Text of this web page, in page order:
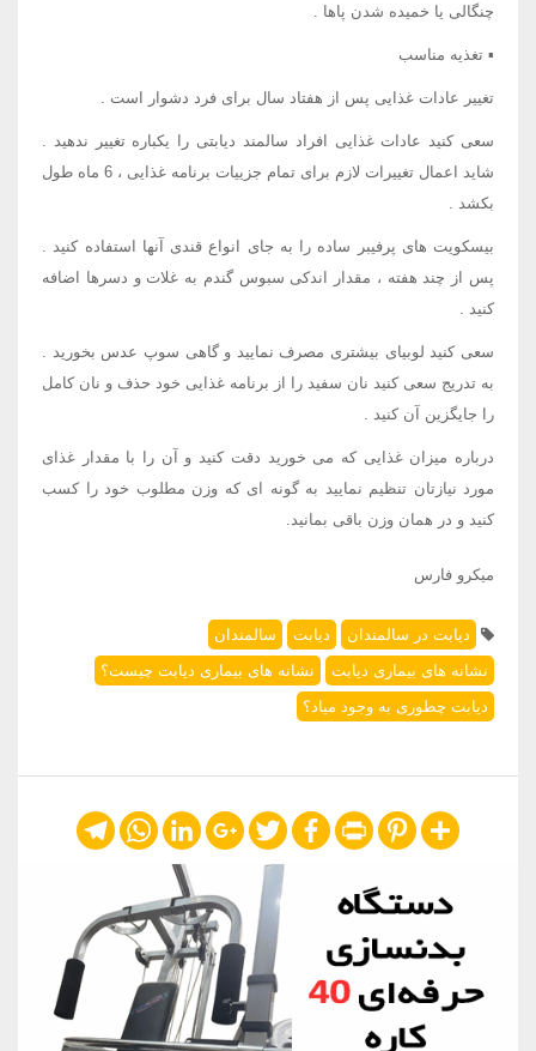
چنگالی یا خمیده شدن پاها .
▪ تغذیه مناسب
تغییر عادات غذایی پس از هفتاد سال برای فرد دشوار است .
سعی کنید عادات غذایی افراد سالمند دیابتی را یکباره تغییر ندهید .
شاید اعمال تغییرات لازم برای تمام جزییات برنامه غذایی ، 6 ماه طول
بکشد .
بیسکویت های پرفیبر ساده را به جای انواع قندی آنها استفاده کنید .
پس از چند هفته ، مقدار اندکی سبوس گندم به غلات و دسرها اضافه
کنید .
سعی کنید لوبیای بیشتری مصرف نمایید و گاهی سوپ عدس بخورید .
به تدریج سعی کنید نان سفید را از برنامه غذایی خود حذف و نان کامل
را جایگزین آن کنید .
درباره میزان غذایی که می خورید دقت کنید و آن را با مقدار غذای
مورد نیازتان تنظیم نمایید به گونه ای که وزن مطلوب خود را کسب
کنید و در همان وزن باقی بمانید.
میکرو فارس
دیابت در سالمندان دیابت
سالمندان
نشانه های بیماری دیابت
نشانه های بیماری دیابت چیست؟
دیابت چطوری به وجود میاد؟
Share
Pinterest
Print
Facebook
Twitter
Google+
LinkedIn
WhatsApp
Telegram